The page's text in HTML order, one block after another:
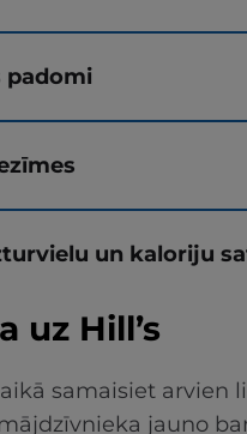
padomi
un kaloriju
uz Hill’s
samaisiet arvien
jauno